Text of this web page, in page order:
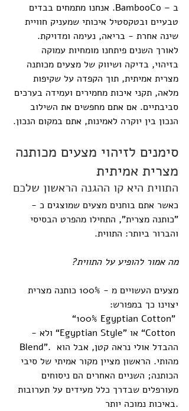
ב – BambooCo. אנחנו מתמחים בבדים
טבעיים ובטקסטיל איכותי שמעניק חוויית
שינה אחרת - בריאה, נעימה ומדויקת.
לאורך השנים פיתחנו מומחיות עמוקה
בזיהוי, בדיקה ושיווק של מצעים מכותנה
מצרית אמיתית, תוך הקפדה על שקיפות
מלאה, תקני איכות מחמירים ועמידה בערכים
סביבתיים. אם אתם מחפשים את השילוב
הנכון בין יוקרה לאמינות, אתם במקום הנכון.
סימנים לזיהוי מצעים מכותנה
מצרית אמיתית
התווית היא קו ההגנה הראשון שלכם
כאשר אתם בוחנים מצעים שמוצגים כ -
"כותנה מצרית", התחילו מהפרט הבסיסי
והברור ביותר: התווית.
מה אמור להופיע על התווית?
מצעים העשויים מ - 100% כותנה מצרית
יצוינו כך במפורש:
“100% Egyptian Cotton”
- ולא “Egyptian Style” או “Cotton
Blend”. ההבדל אולי נראה קטן, אבל הוא
מהותי. הראשון מציין מקור אמיתי של סיבי
הכותנה; השניים האחרים הם ניסוחים
מעורפלים שבדרך כלל מעידים על תערובות
באיכות נמוכה יותר.